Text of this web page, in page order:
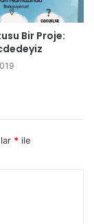
Bir Proje:
* ile